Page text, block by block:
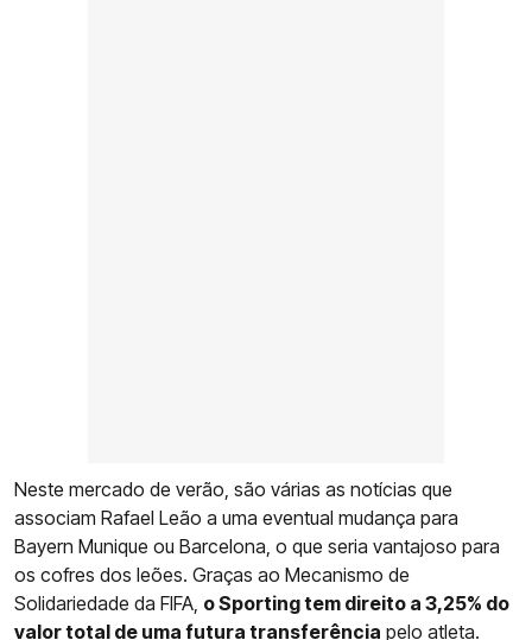
Neste mercado de verão, são várias as notícias que
associam Rafael Leão a uma eventual mudança para
Bayern Munique ou Barcelona, o que seria vantajoso para
os cofres dos leões. Graças ao Mecanismo de
Solidariedade da FIFA, o Sporting tem direito a 3,25% do
valor total de uma futura transferência pelo atleta.